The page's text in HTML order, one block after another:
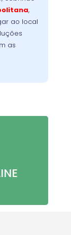
,
ao local
as
rotina.
e
à